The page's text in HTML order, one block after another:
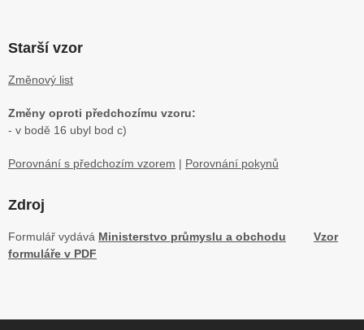
Starší vzor
Změnový list
Změny oproti předchozímu vzoru:
- v bodě 16 ubyl bod c)
Porovnání s předchozím vzorem | Porovnání pokynů
Zdroj
Formulář vydává Ministerstvo průmyslu a obchodu
Vzor
formuláře v PDF